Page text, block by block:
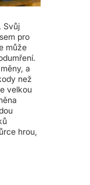
Svůj
pro
může
a
než
velkou
hrou,